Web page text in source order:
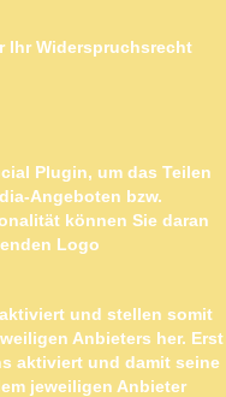
Ihr Widerspruchsrecht
Plugin, um das Teilen
Angeboten bzw.
können Sie daran
Logo
und stellen somit
Anbieters her. Erst
aktiviert und damit seine
jeweiligen Anbieter